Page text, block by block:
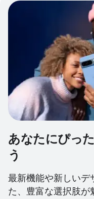
あなたにぴっ
う
最新機能や新しいデ
た、豊富な選択肢が